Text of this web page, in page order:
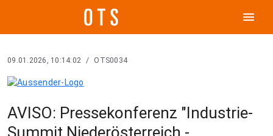
menu
09.01.2026, 10:14:02 / OTS0034
AVISO: Pressekonferenz "Industrie-
Summit Niederösterreich -